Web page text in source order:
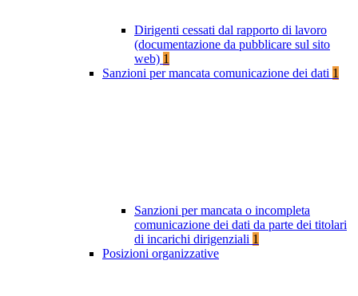
Dirigenti cessati dal rapporto di lavoro
(documentazione da pubblicare sul sito
web) 1
Sanzioni per mancata comunicazione dei dati 1
Sanzioni per mancata o incompleta
comunicazione dei dati da parte dei titolari
di incarichi dirigenziali 1
Posizioni organizzative